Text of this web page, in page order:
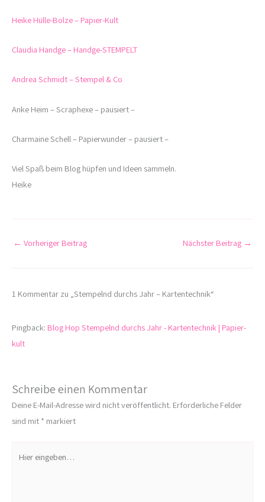
Heike Hülle-Bolze – Papier-Kult
Claudia Handge – Handge-STEMPELT
Andrea Schmidt – Stempel & Co
Anke Heim – Scraphexe – pausiert –
Charmaine Schell – Papierwunder – pausiert –
Viel Spaß beim Blog hüpfen und Ideen sammeln.
Heike
← Vorheriger Beitrag Nächster Beitrag →
1 Kommentar zu „Stempelnd durchs Jahr – Kartentechnik“
Pingback: Blog Hop Stempelnd durchs Jahr - Kartentechnik | Papier-
kult
Schreibe einen Kommentar
Deine E-Mail-Adresse wird nicht veröffentlicht. Erforderliche Felder
sind mit * markiert
eingeben…